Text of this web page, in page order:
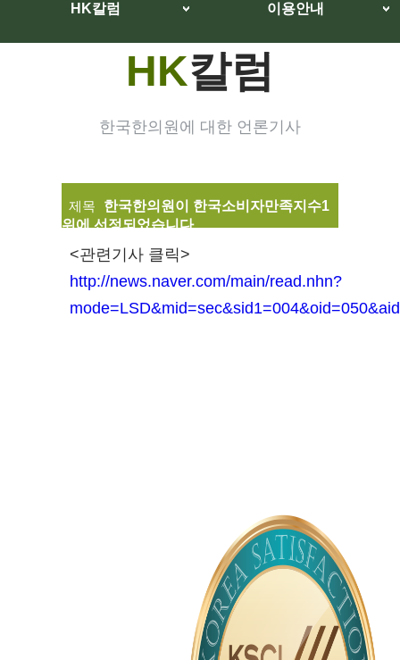
HK칼럼 이용안내
HK칼럼
한국한의원에 대한 언론기사
제목
한국한의원이 한국소비자만족지수1
위에 선정되었습니다.
<관련기사 클릭>
http://news.naver.com/main/read.nhn?